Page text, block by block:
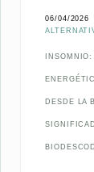
06/04/2026
DESDE LA